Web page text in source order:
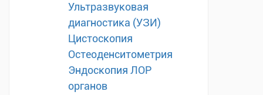
Ультразвуковая
диагностика (УЗИ)
Цистоскопия
Остеоденситометрия
Эндоскопия ЛОР
органов